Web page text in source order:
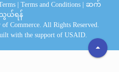
arrow_drop_up
Terms and Conditions
ဆက်
သွယ်ရန်
Commerce. All Rights Reserved.
with the support of USAID.